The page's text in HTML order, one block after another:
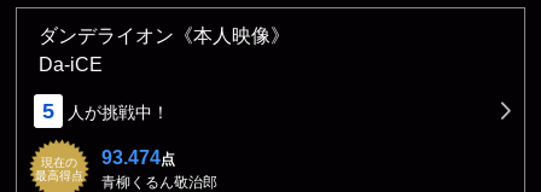
ダンデライオン《本人映像》
Da-iCE
5 人が挑戦中！
現在の
最高得点
93.474点
青柳くるん敬治郎